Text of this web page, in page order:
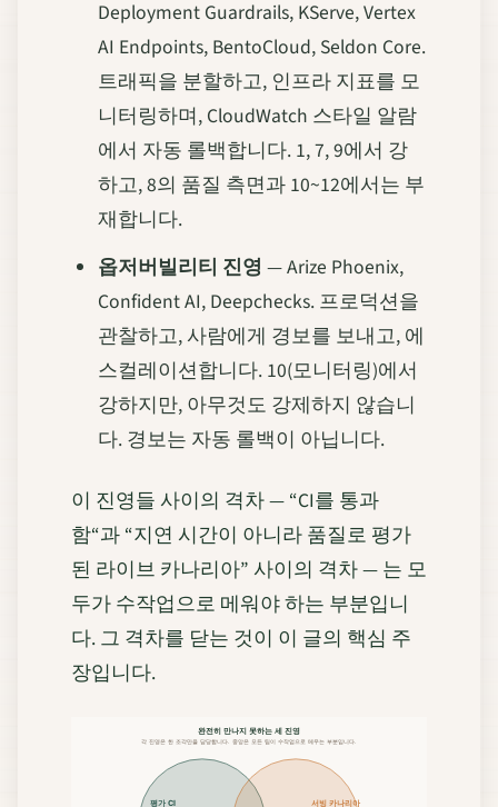
Deployment Guardrails, KServe, Vertex
AI Endpoints, BentoCloud, Seldon Core.
트래픽을 분할하고, 인프라 지표를 모
니터링하며, CloudWatch 스타일 알람
에서 자동 롤백합니다. 1, 7, 9에서 강
하고, 8의 품질 측면과 10~12에서는 부
재합니다.
옵저버빌리티 진영 — Arize Phoenix,
Confident AI, Deepchecks. 프로덕션을
관찰하고, 사람에게 경보를 보내고, 에
스컬레이션합니다. 10(모니터링)에서
강하지만, 아무것도 강제하지 않습니
다. 경보는 자동 롤백이 아닙니다.
이 진영들 사이의 격차 — “CI를 통과
함“과 “지연 시간이 아니라 품질로 평가
된 라이브 카나리아” 사이의 격차 — 는 모
두가 수작업으로 메워야 하는 부분입니
다. 그 격차를 닫는 것이 이 글의 핵심 주
장입니다.
완전히 만나지 못하는 세 진영
각 진영은 한 조각만을 담당합니다. 중앙은 모든 팀이 수작업으로 메우는 부분입니다.
평가 CI 서빙 카나리아